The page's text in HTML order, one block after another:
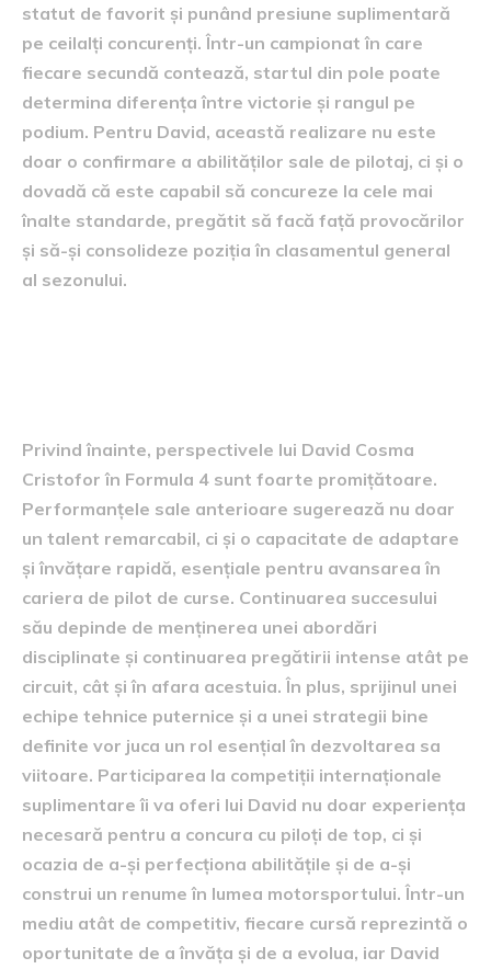
statut de favorit și punând presiune suplimentară
pe ceilalți concurenți. Într-un campionat în care
fiecare secundă contează, startul din pole poate
determina diferența între victorie și rangul pe
podium. Pentru David, această realizare nu este
doar o confirmare a abilităților sale de pilotaj, ci și o
dovadă că este capabil să concureze la cele mai
înalte standarde, pregătit să facă față provocărilor
și să-și consolideze poziția în clasamentul general
al sezonului.
Privind înainte, perspectivele lui David Cosma
Cristofor în Formula 4 sunt foarte promițătoare.
Performanțele sale anterioare sugerează nu doar
un talent remarcabil, ci și o capacitate de adaptare
și învățare rapidă, esențiale pentru avansarea în
cariera de pilot de curse. Continuarea succesului
său depinde de menținerea unei abordări
disciplinate și continuarea pregătirii intense atât pe
circuit, cât și în afara acestuia. În plus, sprijinul unei
echipe tehnice puternice și a unei strategii bine
definite vor juca un rol esențial în dezvoltarea sa
viitoare. Participarea la competiții internaționale
suplimentare îi va oferi lui David nu doar experiența
necesară pentru a concura cu piloți de top, ci și
ocazia de a-și perfecționa abilitățile și de a-și
construi un renume în lumea motorsportului. Într-un
mediu atât de competitiv, fiecare cursă reprezintă o
oportunitate de a învăța și de a evolua, iar David